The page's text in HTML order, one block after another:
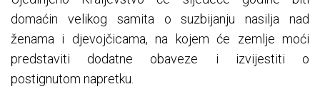
domaćin velikog samita o suzbijanju nasilja nad
ženama i djevojčicama, na kojem će zemlje moći
predstaviti dodatne obaveze i izvijestiti o
postignutom napretku.